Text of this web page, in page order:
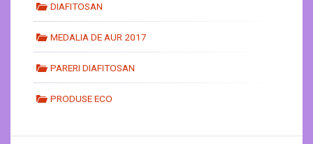
DIAFITOSAN
MEDALIA DE AUR 2017
PARERI DIAFITOSAN
PRODUSE ECO